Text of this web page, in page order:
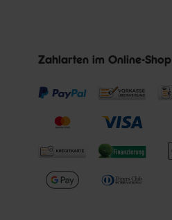
Zahlarten im Online-Shop